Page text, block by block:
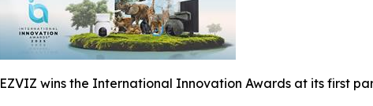
EZVIZ wins the International Innovation Awards at its first